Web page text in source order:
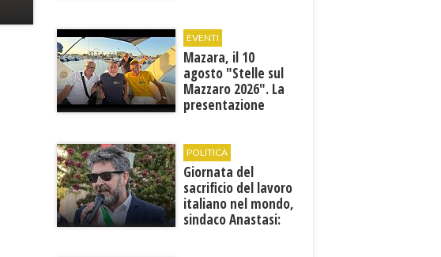
EVENTI
Mazara, il 10
agosto "Stelle sul
Mazzaro 2026". La
presentazione
POLITICA
Giornata del
sacrificio del lavoro
italiano nel mondo,
sindaco Anastasi: